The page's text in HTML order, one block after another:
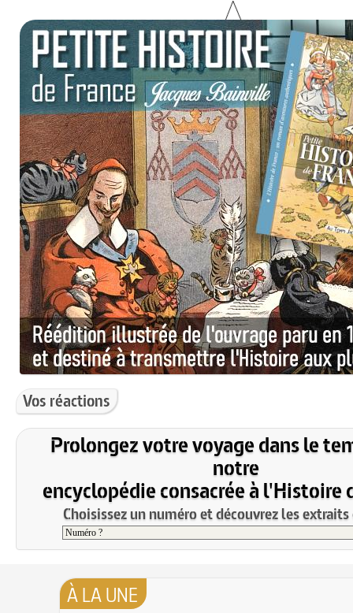
Vos réactions
Prolongez votre voyage dans le
notre
encyclopédie consacrée à l'Histoire
Choisissez un numéro et découvrez les
À LA UNE